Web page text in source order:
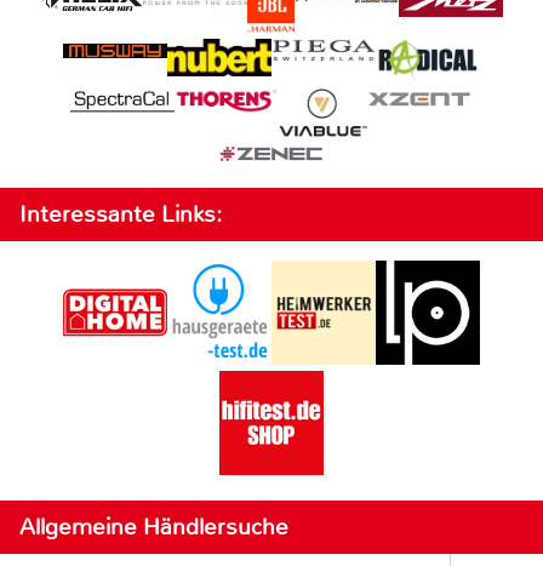
Interessante Links:
Allgemeine Händlersuche